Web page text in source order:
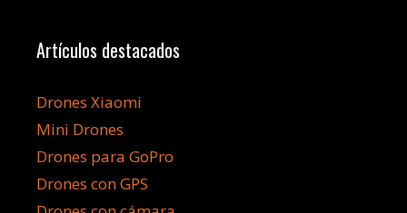
Artículos destacados
Drones Xiaomi
Mini Drones
Drones para GoPro
Drones con GPS